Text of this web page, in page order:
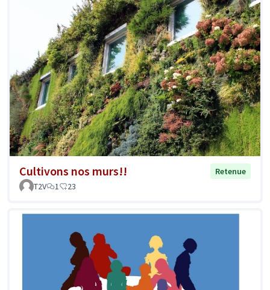
Cultivons nos murs!!
Retenue
T2V
1 23